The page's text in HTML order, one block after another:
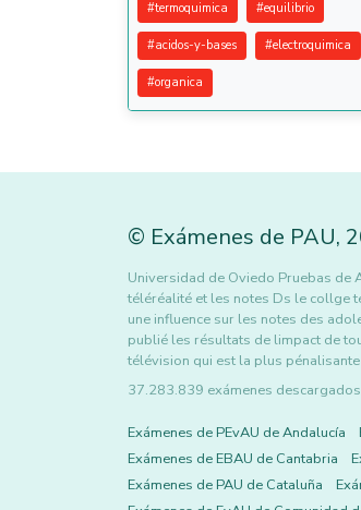
#termoquimica #equilibrio
#acidos-y-bases #electroquimica
#organica
© Exámenes de PAU,
Universidad de Oviedo Pruebas de
téléréalité et les notes Ds le collge
une influence sur les notes des
publié les résultats de limpact de
télévision qui est la plus
37.283.839 exámenes
Exámenes de PEvAU de Andalucía
Exámenes de EBAU de Cantabria
Exámenes de PAU de Cataluña